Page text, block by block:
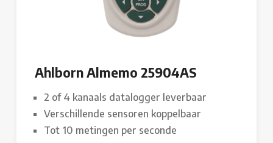
Ahlborn Almemo 25904AS
2 of 4 kanaals datalogger leverbaar
Verschillende sensoren koppelbaar
Tot 10 metingen per seconde